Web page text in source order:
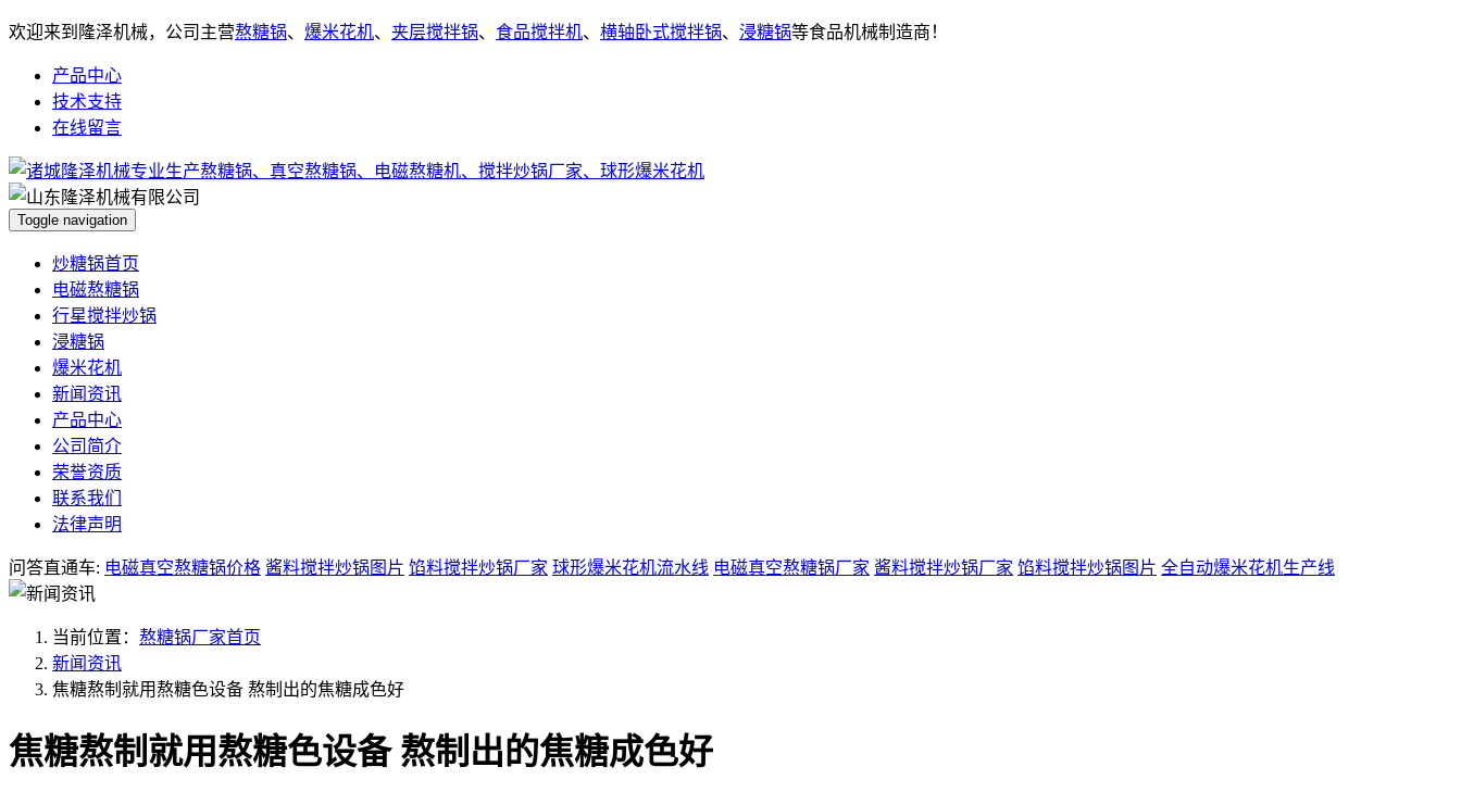
欢迎来到隆泽机械，公司主营熬糖锅、 爆米花机、 夹层搅拌锅、 食品搅拌机、 横轴卧式搅拌锅、 浸糖锅等食品机械制造商！
产品中心
技术支持
在线留言
Toggle navigation
炒糖锅首页
电磁熬糖锅
行星搅拌炒锅
浸糖锅
爆米花机
新闻资讯
产品中心
公司简介
荣誉资质
联系我们
法律声明
问答直通车: 电磁真空熬糖锅价格 酱料搅拌炒锅图片 馅料搅拌炒锅厂家 球形爆米花机流水线 电磁真空熬糖锅厂家 酱料搅拌炒锅厂家 馅料搅拌炒锅图片 全自动爆米花机生产线
当前位置： 熬糖锅厂家首页
新闻资讯
焦糖熬制就用熬糖色设备 熬制出的焦糖成色好
焦糖熬制就用熬糖色设备 熬制出的焦糖成色好